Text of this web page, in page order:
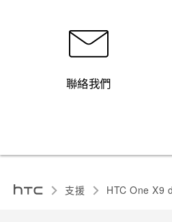
聯絡我們
支援 HTC One X9